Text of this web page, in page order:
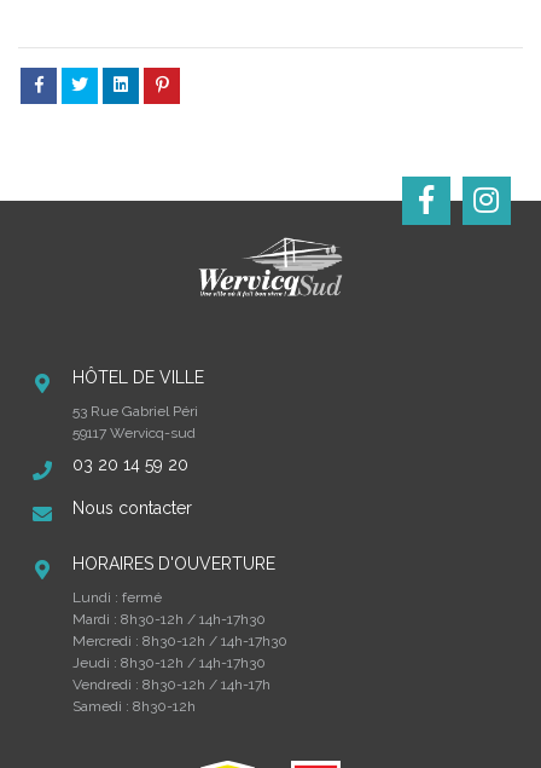
HÔTEL DE VILLE
53 Rue Gabriel Péri
59117 Wervicq-sud
03 20 14 59 20
Nous contacter
HORAIRES D'OUVERTURE
Lundi : fermé
Mardi : 8h30-12h / 14h-17h30
Mercredi : 8h30-12h / 14h-17h30
Jeudi : 8h30-12h / 14h-17h30
Vendredi : 8h30-12h / 14h-17h
Samedi : 8h30-12h